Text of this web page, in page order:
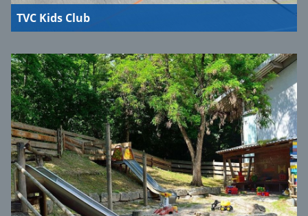
TVC Kids Club